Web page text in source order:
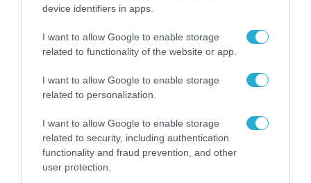
device identifiers in apps.
I want to allow Google to enable storage
related to functionality of the website or app.
I want to allow Google to enable storage
related to personalization.
I want to allow Google to enable storage
related to security, including authentication
functionality and fraud prevention, and other
user protection.
06.08.2026 | 14:02
«Επιχείρηση ελεύθερα πεζοδρόμια» στην
Αθήνα: Απομακρύνθηκαν παράνομα
αντικείμενα από κοινόχρηστους χώρους